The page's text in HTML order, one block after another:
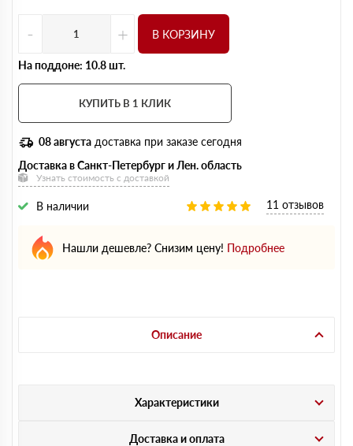
- + В КОРЗИНУ
На поддоне: 10.8 шт.
КУПИТЬ В 1 КЛИК
08 августа доставка при заказе сегодня
Доставка в Санкт-Петербург и Лен. область
Узнать стоимость с доставкой
В наличии 11 отзывов
Нашли дешевле? Снизим цену! Подробнее
Описание
Характеристики
Доставка и оплата